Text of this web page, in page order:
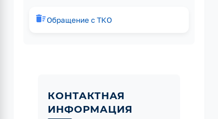
delete_sweepОбращение с ТКО
КОНТАКТНАЯ
ИНФОРМАЦИЯ